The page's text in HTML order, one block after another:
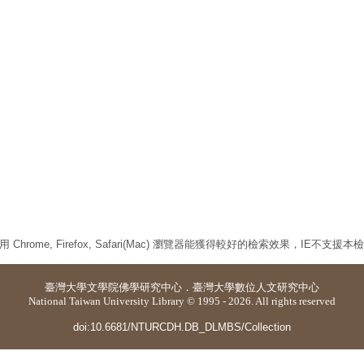
Chrome, Firefox, Safari(Mac) 瀏覽器能獲得較好的檢索效果，IE不支援本檢
臺灣大學文學院佛學研究中心 ． 臺灣大學數位人文研究中心
National Taiwan University Library © 1995 - 2026. All rights reserved
doi:10.6681/NTURCDH.DB_DLMBS/Collection